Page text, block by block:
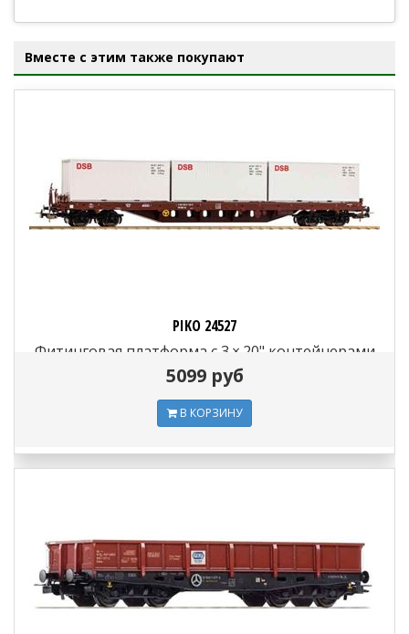
Вместе с этим также покупают
PIKO 24527
Фитинговая платформа с 3 × 20" контейнерами
«DSB», H0, V, DSB
5099 руб
В КОРЗИНУ